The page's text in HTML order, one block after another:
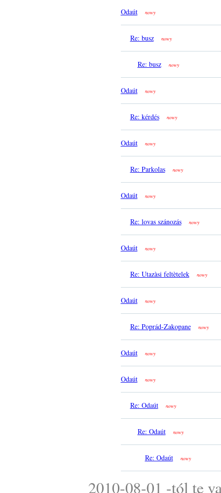
Odaút nowy
Re: busz nowy
Re: busz nowy
Odaút nowy
Re: kérdés nowy
Odaút nowy
Re: Parkolas nowy
Odaút nowy
Re: lovas szánozás nowy
Odaút nowy
Re: Utazàsi feltètelek nowy
Odaút nowy
Re: Poprád-Zakopane nowy
Odaút nowy
Odaút nowy
Re: Odaút nowy
Re: Odaút nowy
Re: Odaút nowy
2010-08-01 -tól te